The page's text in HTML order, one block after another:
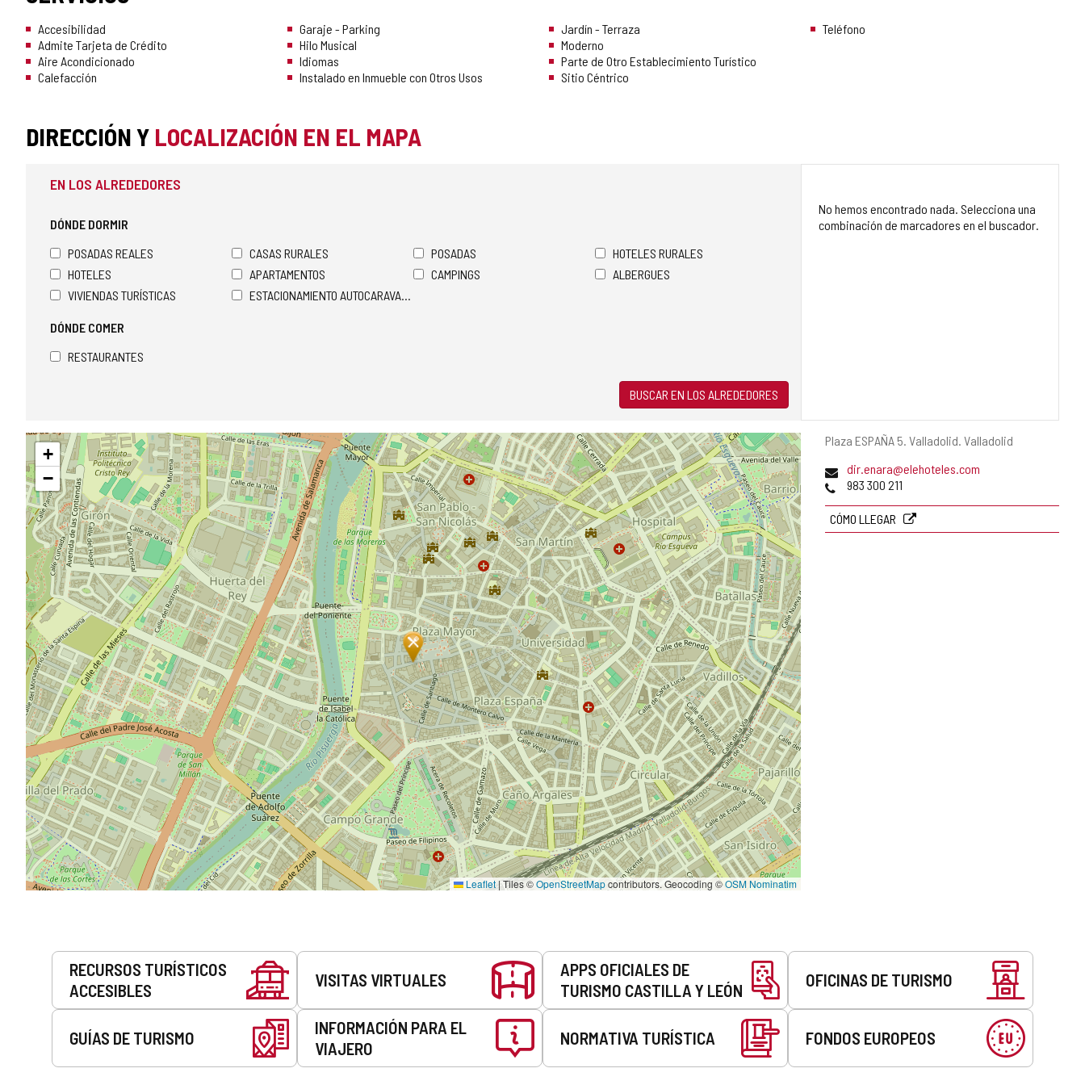
Accesibilidad
Admite Tarjeta de Crédito
Aire Acondicionado
Calefacción
Garaje - Parking
Hilo Musical
Idiomas
Instalado en Inmueble con Otros Usos
Jardín - Terraza
Moderno
Parte de Otro Establecimiento Turístico
Sitio Céntrico
Teléfono
DIRECCIÓN Y LOCALIZACIÓN EN EL MAPA
Dirección
Plaza ESPAÑA 5. Valladolid. Valladolid
Dirección
de
electrónico
dir.enara@elehoteles.com
Teléfonos
983 300 211
CÓMO LLEGAR
EN LOS ALREDEDORES
DÓNDE DORMIR
POSADAS REALES
CASAS RURALES POSADAS
HOTELES RURALES
HOTELES
APARTAMENTOS CAMPINGS
ALBERGUES
VIVIENDAS TURÍSTICAS
ESTACIONAMIENTO AUTOCARAVANAS
DÓNDE COMER
RESTAURANTES
BUSCAR EN LOS ALREDEDORES
No hemos encontrado nada. Selecciona una
combinación de marcadores en el buscador.
Saltar
mapa
+
−
Leaflet |Tiles ©OpenStreetMapcontributors. Geocoding ©OSM Nominatim
Servicios
RECURSOS TURÍSTICOS
ACCESIBLES
VISITAS VIRTUALES
APPS OFICIALES DE
TURISMO CASTILLA Y LEÓN
OFICINAS DE TURISMO
GUÍAS DE TURISMO
INFORMACIÓN PARA EL
VIAJERO
NORMATIVA TURÍSTICA FONDOS EUROPEOS